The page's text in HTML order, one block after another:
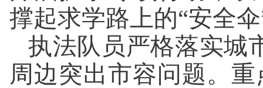
撑起求学路上的“安全
执法队员严格落实城
周边突出市容问题。